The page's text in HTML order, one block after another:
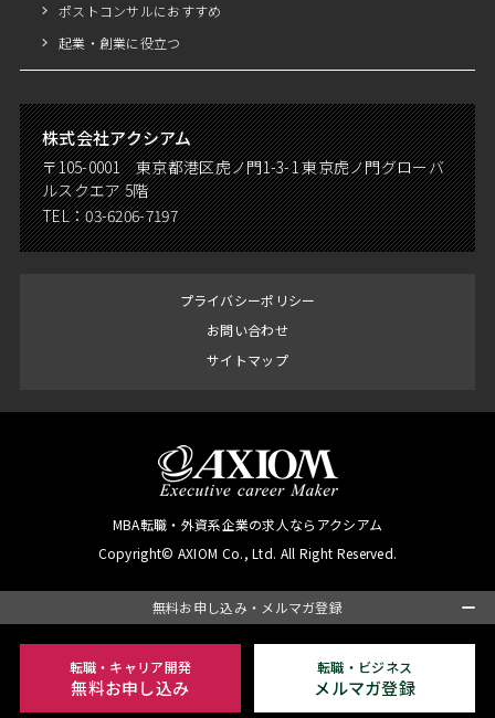
無料お申し込み・メルマガ登録
転職・キャリア開発
無料お申し込み
転職・ビジネス
メルマガ登録
ポストコンサルにおすすめ
起業・創業に役立つ
株式会社アクシアム
〒105-0001 東京都港区虎ノ門1-3-1 東京虎ノ門グローバ
ルスクエア 5階
TEL：03-6206-7197
プライバシーポリシー
お問い合わせ
サイトマップ
MBA転職・外資系企業の求人ならアクシアム
Copyright© AXIOM Co., Ltd. All Right Reserved.